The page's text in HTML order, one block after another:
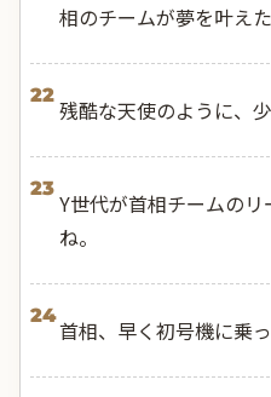
相のチームが夢を叶え
22
残酷な天使のように、
23
Y世代が首相チームの
ね。
24
首相、早く初号機に乗っ